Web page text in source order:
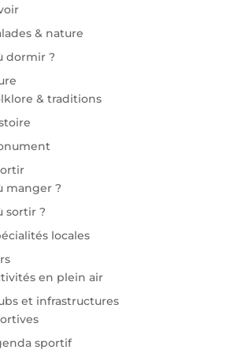
& nature
dormir ?
& traditions
manger ?
sortir ?
locales
en plein air
et infrastructures
sportif